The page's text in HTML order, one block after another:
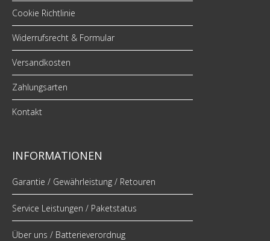
Cookie Richtlinie
Widerrufsrecht & Formular
Versandkosten
Zahlungsarten
Kontakt
INFORMATIONEN
Garantie / Gewährleistung / Retouren
Service Leistungen / Paketstatus
Über uns / Batterieverordnug